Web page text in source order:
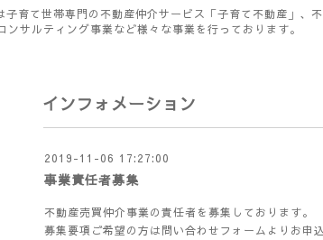
育て世帯専門の不動産仲介サービス「子育て不動産」、
ンサルティング事業など様々な事業を行っております。
インフォメーション
2019-11-06 17:27:00
事業責任者募集
不動産売買仲介事業の責任者を募集しております。
募集要項ご希望の方は問い合わせフォームよりお申